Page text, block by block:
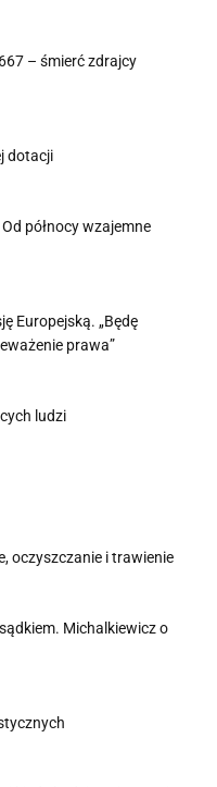
– śmierć zdrajcy
dotacji
północy wzajemne
Europejską. „Będę
prawa”
ludzi
oczyszczanie i trawienie
Michalkiewicz o